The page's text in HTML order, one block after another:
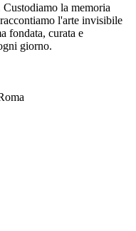
la memoria
l'arte invisibile
fondata, curata e
giorno.